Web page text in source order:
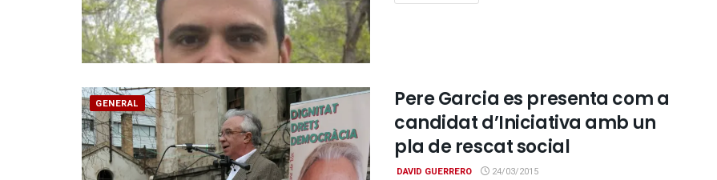
GENERAL
Pere Garcia es presenta com a
candidat d’Iniciativa amb un
pla de rescat social
DAVID GUERRERO 24/03/2015